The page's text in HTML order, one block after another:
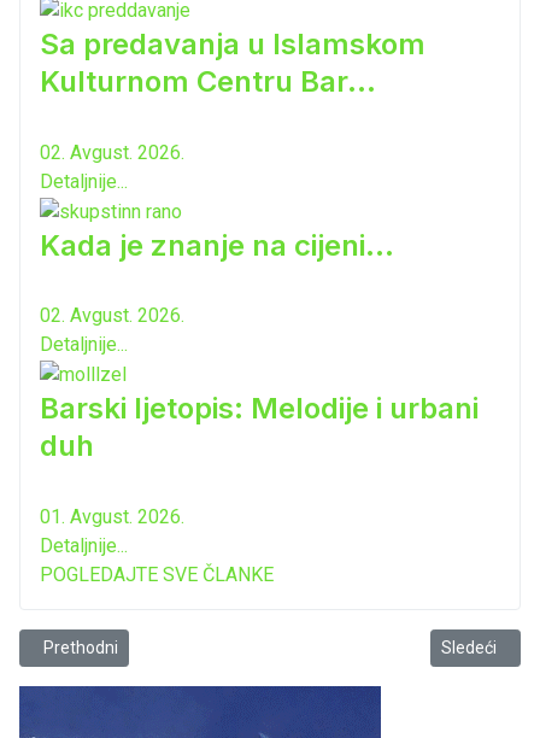
Sa predavanja u Islamskom
Kulturnom Centru Bar...
02. Avgust. 2026.
Detaljnije...
Kada je znanje na cijeni...
02. Avgust. 2026.
Detaljnije...
Barski ljetopis: Melodije i urbani
duh
01. Avgust. 2026.
Detaljnije...
POGLEDAJTE SVE ČLANKE
Prethodni članak: Kruzer Norvegian viva dovezao tri hiljade turista
Prethodni Sledeći
Sledeći